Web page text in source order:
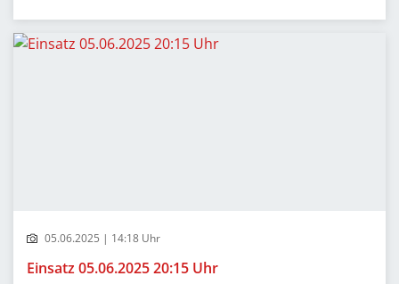
05.06.2025 | 14:18 Uhr
Einsatz 05.06.2025 20:15 Uhr